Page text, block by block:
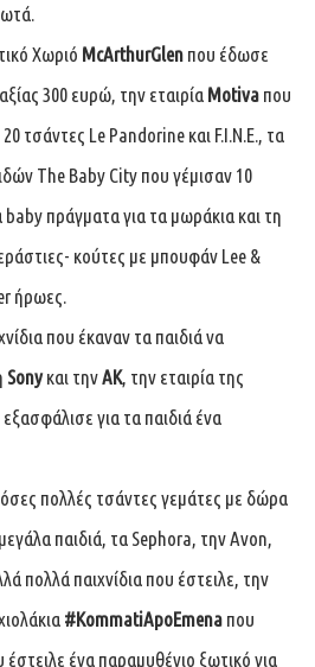
Χωριό McArthurGlen που έδωσε
300 ευρώ, την εταιρία Motiva που
τσάντες Le Pandorine και F.I.N.E., τα
The Baby City που γέμισαν 10
πράγματα για τα μωράκια και τη
κούτες με μπουφάν Lee &
ήρωες.
που έκαναν τα παιδιά να
Sonyκαι τηνAK, την εταιρία της
για τα παιδιά ένα
πολλές τσάντες γεμάτες με δώρα
παιδιά, τα Sephora, την Avon,
πολλά παιχνίδια που έστειλε, την
#KommatiApoEmena που
έστειλε ένα παραμυθένιο ξωτικό για